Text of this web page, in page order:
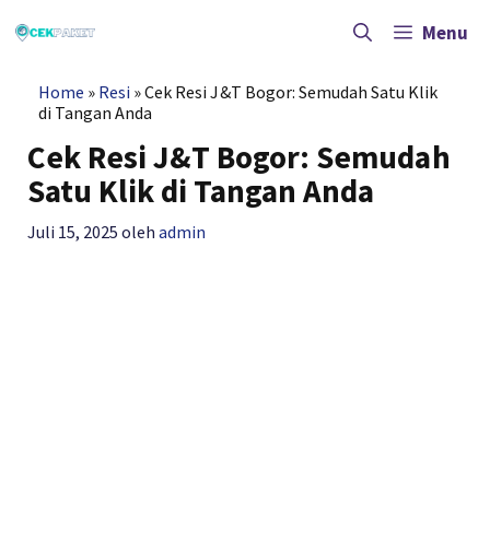
ke
Menu
Home » Resi »Cek Resi J&T Bogor: Semudah Satu Klik
di Tangan Anda
Cek Resi J&T Bogor: Semudah
Satu Klik di Tangan Anda
Juli 15, 2025 olehadmin